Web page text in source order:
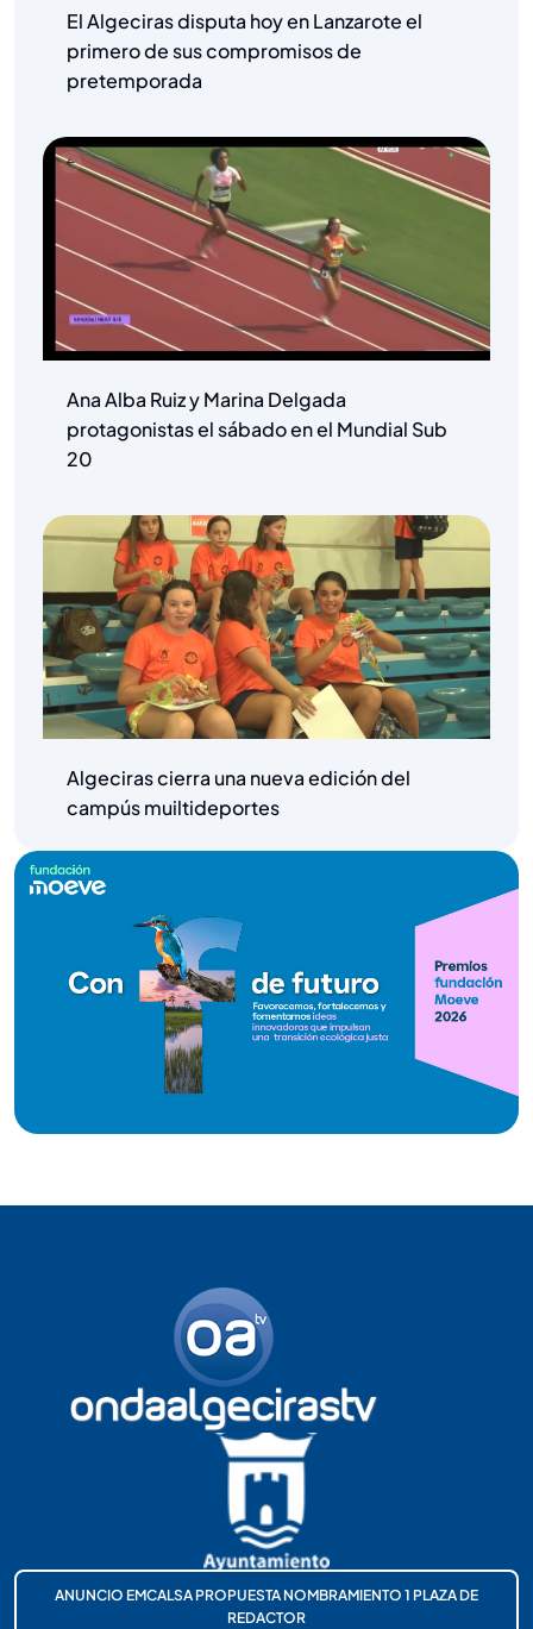
El Algeciras disputa hoy en Lanzarote el
primero de sus compromisos de
pretemporada
Ana Alba Ruiz y Marina Delgada
protagonistas el sábado en el Mundial Sub
20
Algeciras cierra una nueva edición del
campús muiltideportes
ANUNCIO EMCALSA PROPUESTA NOMBRAMIENTO 1 PLAZA DE
REDACTOR